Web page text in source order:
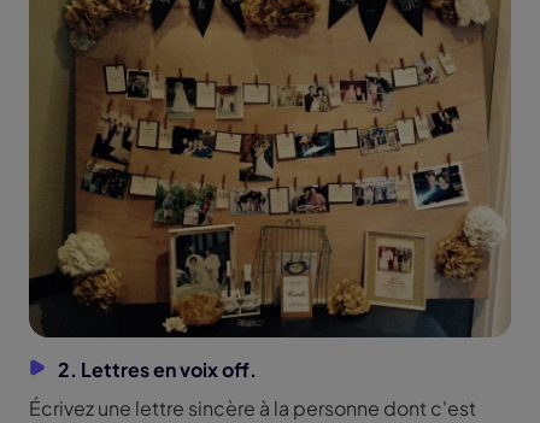
2. Lettres en voix off.
Écrivez une lettre sincère à la personne dont c'est